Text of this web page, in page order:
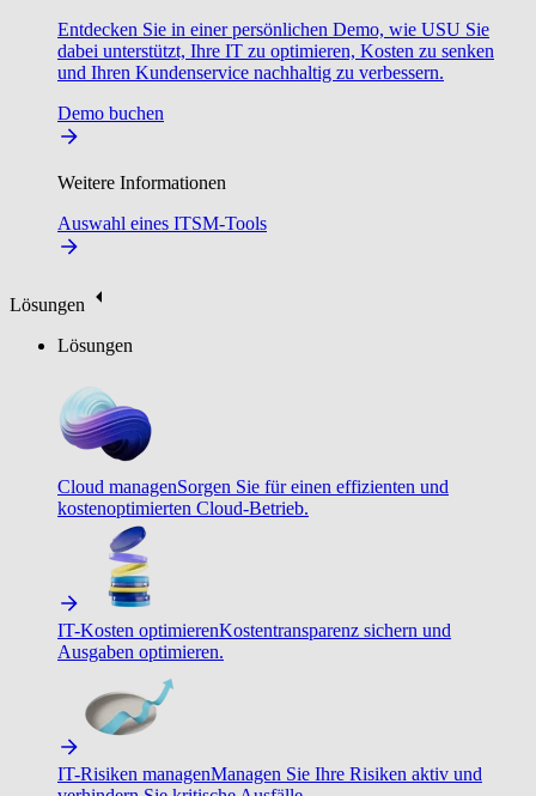
Entdecken Sie in einer persönlichen Demo, wie USU Sie
dabei unterstützt, Ihre IT zu optimieren, Kosten zu senken
und Ihren Kundenservice nachhaltig zu verbessern.
Demo buchen
Weitere Informationen
Auswahl eines ITSM-Tools
Lösungen
Lösungen
Cloud managenSorgen Sie für einen effizienten und
kostenoptimierten Cloud-Betrieb.
IT-Kosten optimierenKostentransparenz sichern und
Ausgaben optimieren.
IT-Risiken managenManagen Sie Ihre Risiken aktiv und